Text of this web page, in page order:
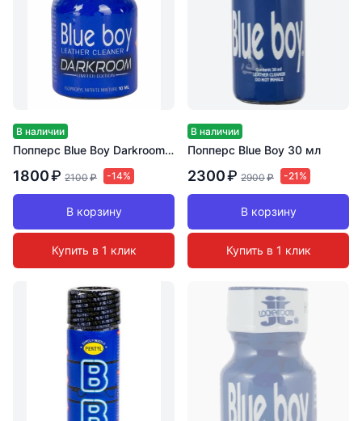
В наличии
Попперс Blue Boy Darkroom 10 мл
1800₽ 2100₽ -14%
В корзину
Купить в 1 клик
В наличии
Попперс Blue Boy 30 мл
2300₽ 2900₽ -21%
В корзину
Купить в 1 клик